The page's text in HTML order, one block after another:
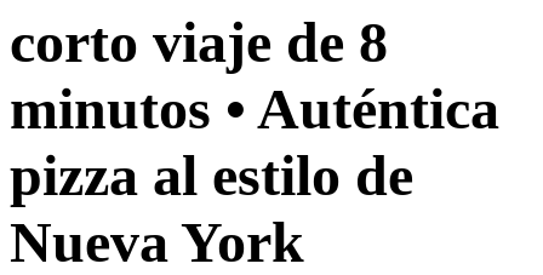
corto viaje de 8
minutos • Auténtica
pizza al estilo de
Nueva York